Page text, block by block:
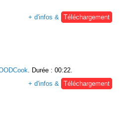
+ d'infos &
Téléchargement
. Durée : 00:22.
+ d'infos & Téléchargement